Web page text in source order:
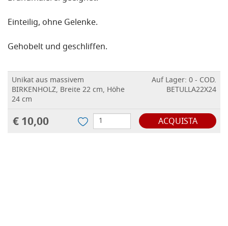
Einteilig, ohne Gelenke.
Gehobelt und geschliffen.
Unikat aus massivem
BIRKENHOLZ, Breite 22 cm, Höhe
24 cm
Auf Lager: 0 - COD.
BETULLA22X24
€ 10,00 ACQUISTA